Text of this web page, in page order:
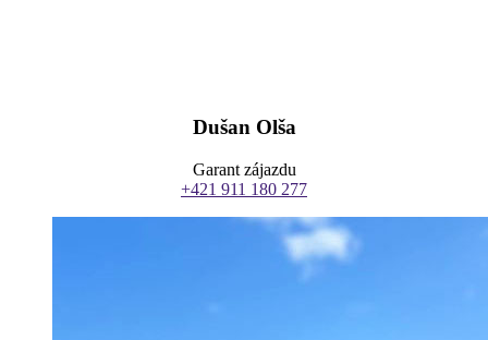
Dušan Olša
Garant zájazdu
+421 911 180 277